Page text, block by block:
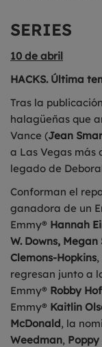
SERIES
10 de abril
HACKS. Última
Tras la
halagüeñas que
Vance (Jean
a Las Vegas más
legado de
Conforman el
ganadora de un
Emmy® Hannah
W. Downs,
Clemons-Hopkins,
regresan junto a
Emmy® Robby
Emmy® Kaitlin
McDonald, la
Weedman, Poppy